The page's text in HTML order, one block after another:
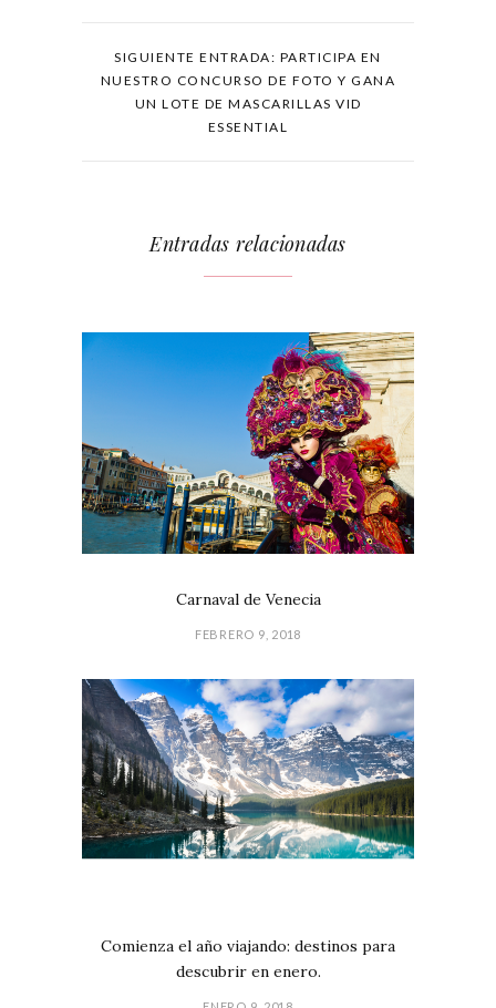
SIGUIENTE ENTRADA: PARTICIPA EN
NUESTRO CONCURSO DE FOTO Y GANA
UN LOTE DE MASCARILLAS VID
ESSENTIAL
Entradas relacionadas
Carnaval de Venecia
FEBRERO 9, 2018
Comienza el año viajando: destinos para
descubrir en enero.